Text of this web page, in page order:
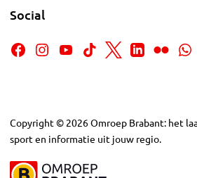
Social
Copyright © 2026Omroep Brabant: het
sport en informatie uit jouw regio.